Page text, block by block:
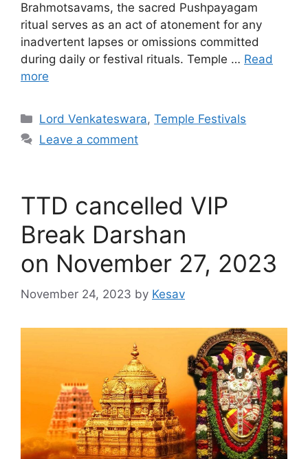
Brahmotsavams, the sacred Pushpayagam
ritual serves as an act of atonement for any
inadvertent lapses or omissions committed
during daily or festival rituals. Temple … Read
more
Categories
Lord Venkateswara,Temple Festivals
Leave a comment
TTD cancelled VIP
Break Darshan
on November 27, 2023
November 24, 2023 by Kesav